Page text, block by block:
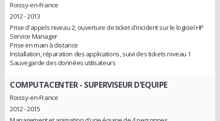
Roissy-en-France
2012 - 2013
Prise d'appels niveau 2, ouverture de ticket d'incident sur le logiciel HP
Service Manager
Prise en main à distance
Installation, réparation des applications, suivi des tickets niveau 1
Sauvegarde des données utilisateurs
COMPUTACENTER- SUPERVISEUR D'EQUIPE
Roissy-en-France
2012 - 2015